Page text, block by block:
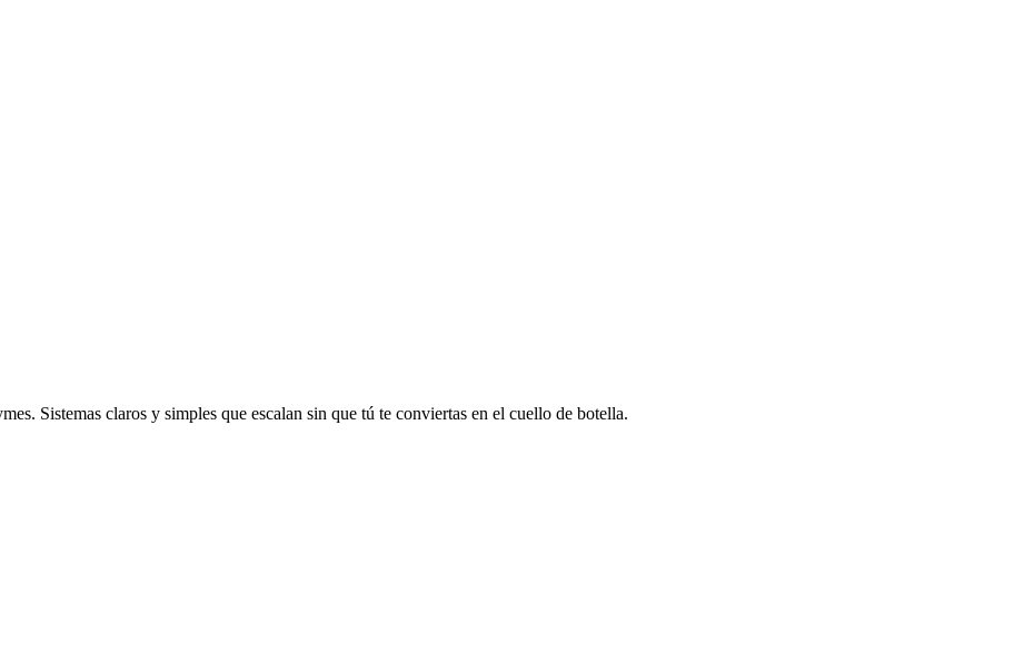
Sistemas claros y simples que escalan sin que tú te conviertas en el cuello de botella.